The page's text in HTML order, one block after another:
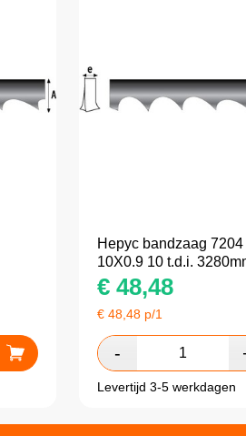
Hepyc bandzaag
10X0.9 10 t.d.i.
€ 48,48
€48,48 p/1
Levertijd 3-5 werkdagen